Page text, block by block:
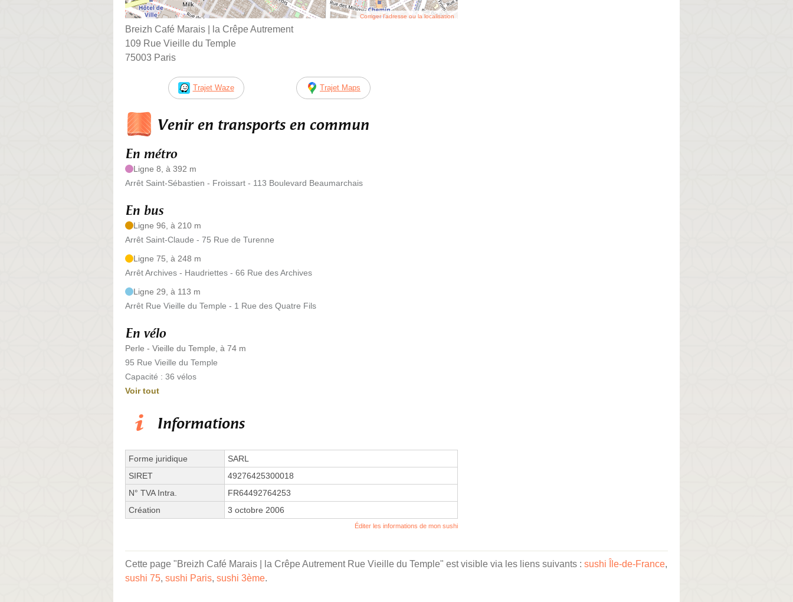
Corriger l’adresse ou la localisation
Breizh Café Marais | la Crêpe Autrement
109 Rue Vieille du Temple
75003 Paris
Trajet Waze Trajet Maps
Venir en transports en commun
En métro
Ligne 8, à 392 m
Arrêt Saint-Sébastien - Froissart - 113 Boulevard Beaumarchais
En bus
Ligne 96, à 210 m
Arrêt Saint-Claude - 75 Rue de Turenne
Ligne 75, à 248 m
Arrêt Archives - Haudriettes - 66 Rue des Archives
Ligne 29, à 113 m
Arrêt Rue Vieille du Temple - 1 Rue des Quatre Fils
En vélo
Perle - Vieille du Temple, à 74 m
95 Rue Vieille du Temple
Capacité : 36 vélos
Voir tout
Informations
Forme juridique
SARL
SIRET
49276425300018
N° TVA Intra.
FR64492764253
Création
3 octobre 2006
Éditer les informations de mon sushi
Cette page "Breizh Café Marais | la Crêpe Autrement Rue Vieille du Temple" est visible via les liens suivants : sushi Île-de-France,
sushi 75, sushi Paris, sushi 3ème.